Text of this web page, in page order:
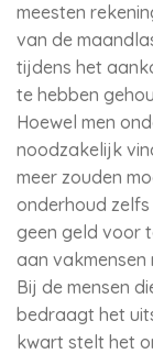
meesten
van de
tijdens het
te hebben
Hoewel men
noodzakelijk
meer zouden
onderhoud
geen geld voor
aan vakmensen
Bij de mensen
bedraagt het
kwart stelt het